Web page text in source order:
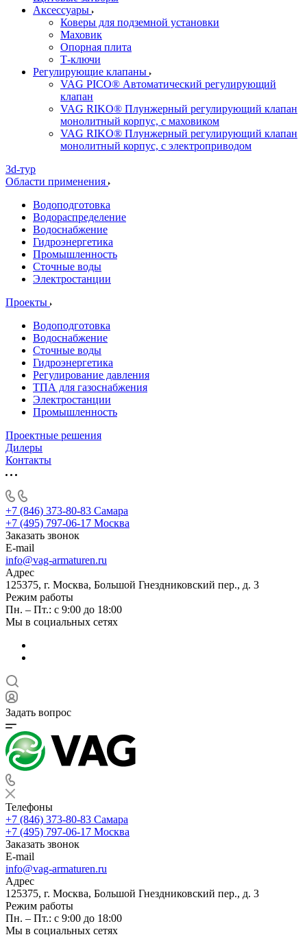
Аксессуары
Коверы для подземной установки
Маховик
Опорная плита
Т-ключи
Регулирующие клапаны
VAG PICO® Автоматический регулирующий
клапан
VAG RIKO® Плунжерный регулирующий клапан
монолитный корпус, с маховиком
VAG RIKO® Плунжерный регулирующий клапан
монолитный корпус, с электроприводом
3d-тур
Области применения
Водоподготовка
Водораспределение
Водоснабжение
Гидроэнергетика
Промышленность
Сточные воды
Электростанции
Проекты
Водоподготовка
Водоснабжение
Сточные воды
Гидроэнергетика
Регулирование давления
ТПА для газоснабжения
Электростанции
Промышленность
Проектные решения
Дилеры
Контакты
+7 (846) 373-80-83 Самара
+7 (495) 797-06-17 Москва
Заказать звонок
E-mail
info@vag-armaturen.ru
Адрес
125375, г. Москва, Большой Гнездниковский пер., д. 3
Режим работы
Пн. – Пт.: с 9:00 до 18:00
Мы в социальных сетях
Задать вопрос
Телефоны
+7 (846) 373-80-83 Самара
+7 (495) 797-06-17 Москва
Заказать звонок
E-mail
info@vag-armaturen.ru
Адрес
125375, г. Москва, Большой Гнездниковский пер., д. 3
Режим работы
Пн. – Пт.: с 9:00 до 18:00
Мы в социальных сетях